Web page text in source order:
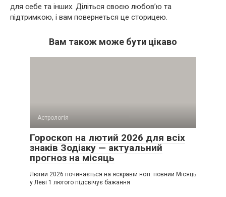
для себе та інших. Діліться своєю любов’ю та
підтримкою, і вам повернеться це сторицею.
Вам також може бути цікаво
Астрологія
Гороскоп на лютий 2026 для всіх
знаків Зодіаку — актуальний
прогноз на місяць
Лютий 2026 починається на яскравій ноті: повний Місяць
у Леві 1 лютого підсвічує бажання